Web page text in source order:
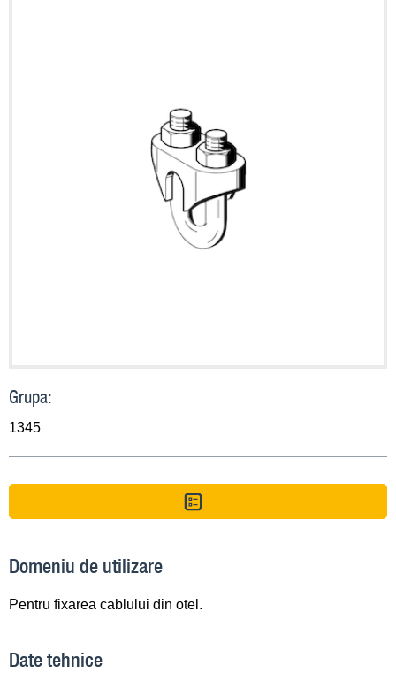
Grupa:
1345
Domeniu de utilizare
Pentru fixarea cablului din otel.
Date tehnice